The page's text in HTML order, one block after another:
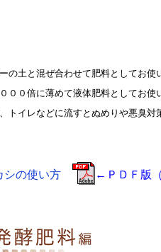
土と混ぜ合わせて肥料としてお使
０倍に薄めて液体肥料としてお使
トイレなどに流すとぬめりや悪臭対
シの使い方 ←ＰＤＦ版